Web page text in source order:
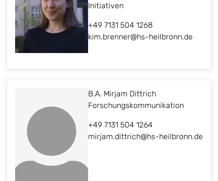
Initiativen
+49 7131 504 1268
kim.brenner@hs-heilbronn.de
B.A. Mirjam Dittrich
Forschungskommunikation
+49 7131 504 1264
mirjam.dittrich@hs-heilbronn.de